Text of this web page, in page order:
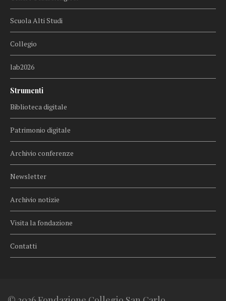
Scuola Alti Studi
Collegio
lab2026
Strumenti
Biblioteca digitale
Patrimonio digitale
Archivio conferenze
Newsletter
Archivio notizie
Visita la fondazione
Contatti